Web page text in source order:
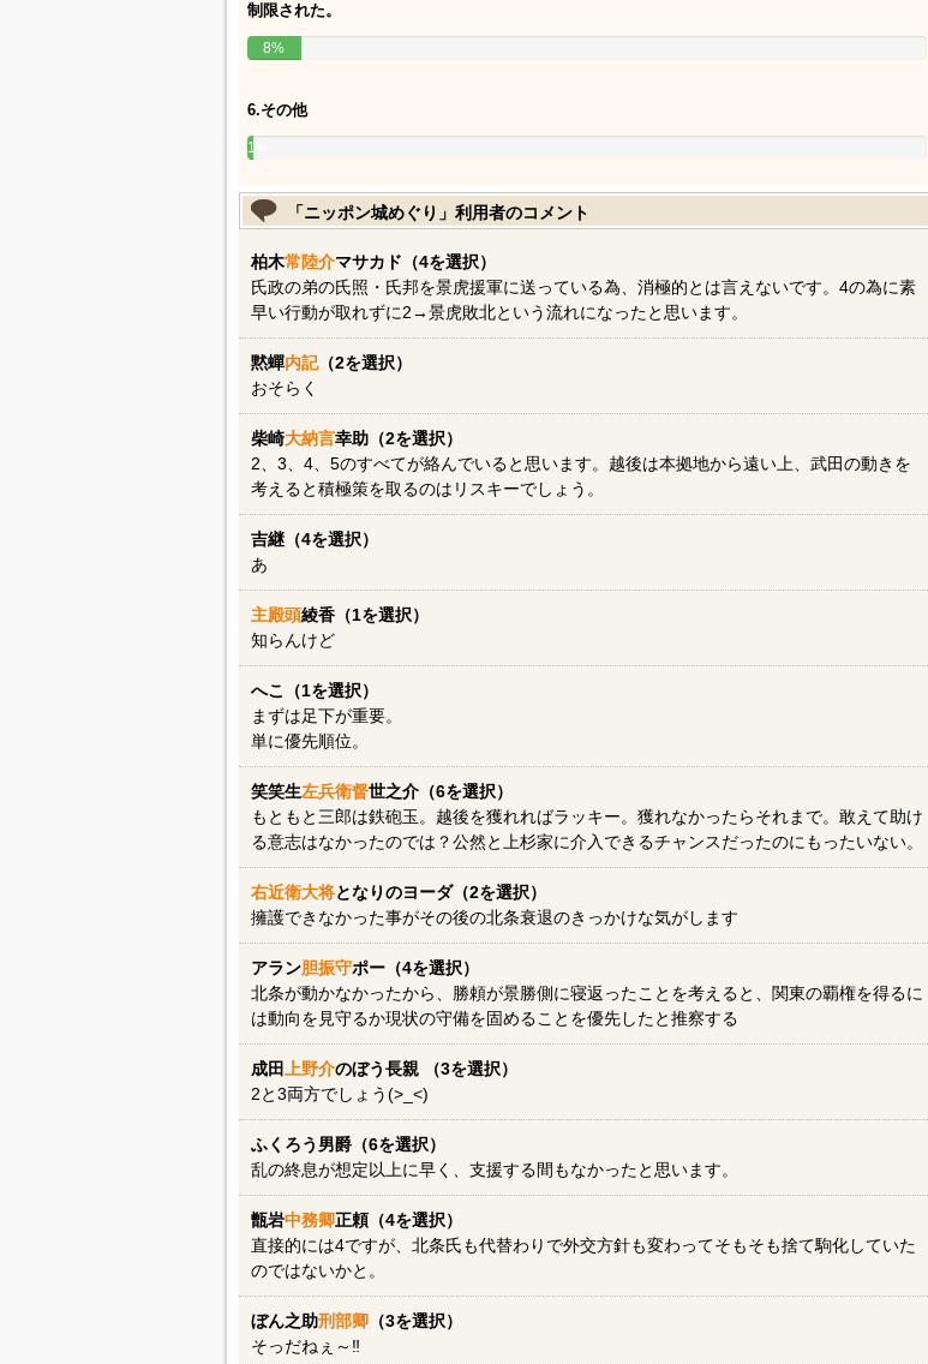
制限された。
8%
6.その他
1%
「ニッポン城めぐり」利用者のコメント
柏木常陸介マサカド（4を選択）
氏政の弟の氏照・氏邦を景虎援軍に送っている為、消極的とは言えないです。4の為に素
早い行動が取れずに2→景虎敗北という流れになったと思います。
黙蟬内記（2を選択）
おそらく
柴崎大納言幸助（2を選択）
2、3、4、5のすべてが絡んでいると思います。越後は本拠地から遠い上、武田の動きを
考えると積極策を取るのはリスキーでしょう。
吉継（4を選択）
あ
主殿頭綾香（1を選択）
知らんけど
へこ（1を選択）
まずは足下が重要。
単に優先順位。
笑笑生左兵衛督世之介（6を選択）
もともと三郎は鉄砲玉。越後を獲れればラッキー。獲れなかったらそれまで。敢えて助け
る意志はなかったのでは？公然と上杉家に介入できるチャンスだったのにもったいない。
右近衛大将となりのヨーダ（2を選択）
擁護できなかった事がその後の北条衰退のきっかけな気がします
アラン胆振守ポー（4を選択）
北条が動かなかったから、勝頼が景勝側に寝返ったことを考えると、関東の覇権を得るに
は動向を見守るか現状の守備を固めることを優先したと推察する
成田 上野介のぼう長親 （3を選択）
2と3両方でしょう(>_<)
ふくろう男爵（6を選択）
乱の終息が想定以上に早く、支援する間もなかったと思います。
甑岩中務卿正頼（4を選択）
直接的には4ですが、北条氏も代替わりで外交方針も変わってそもそも捨て駒化していた
のではないかと。
ぼん之助刑部卿（3を選択）
そっだねぇ～‼️